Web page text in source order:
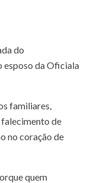
do
esposo da Oficiala
familiares,
falecimento de
no coração de
quem